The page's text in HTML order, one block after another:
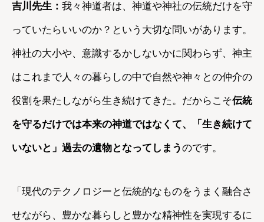
吉川先生： 我々神道者は、神道や神社の伝統だけを守
っていたらいいのか？という大切な問いがあります。
神社の大小や、意識するかしないかに関わらず、神主
はこれまで人々の暮らしの中で自然や神々との仲介の
役割を果たしながら生き続けてきた。だからこそ伝統
を守るだけでは本来の神道ではなくて、「生き続けて
いないと」過去の遺物となってしまうのです。
「現代のテクノロジーと伝統的なものをうまく融合さ
せながら、豊かな暮らしと豊かな精神性を実現するに